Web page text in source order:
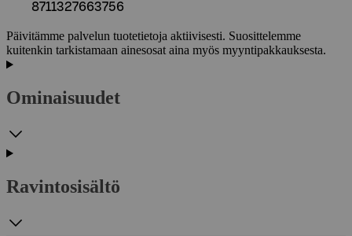
8711327663756
Päivitämme palvelun tuotetietoja aktiivisesti. Suosittelemme
kuitenkin tarkistamaan ainesosat aina myös myyntipakkauksesta.
Ominaisuudet
Ravintosisältö